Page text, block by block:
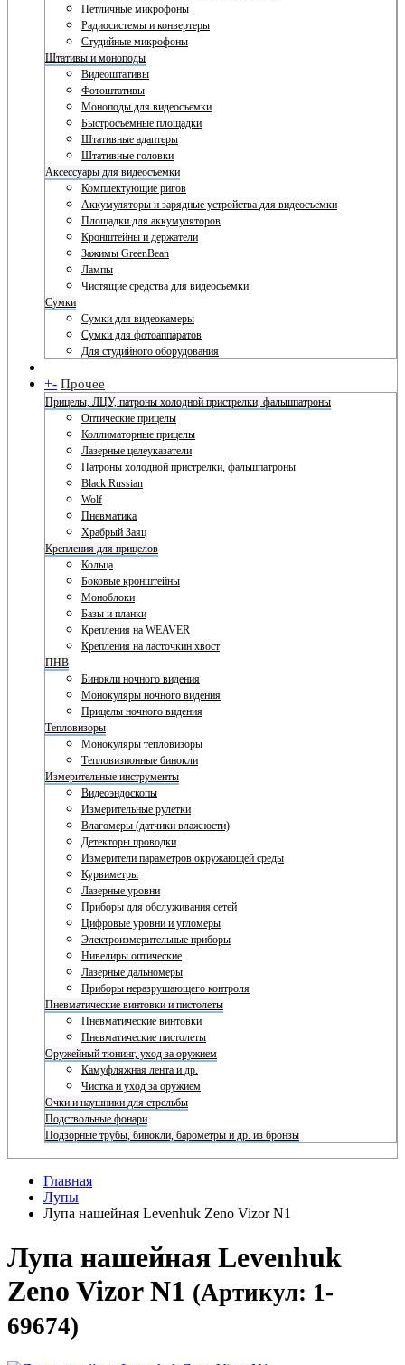
Петличные микрофоны
Радиосистемы и конвертеры
Студийные микрофоны
Штативы и моноподы
Видеоштативы
Фотоштативы
Моноподы для видеосъемки
Быстросъемные площадки
Штативные адаптеры
Штативные головки
Аксессуары для видеосъемки
Комплектующие ригов
Аккумуляторы и зарядные устройства для видеосъемки
Площадки для аккумуляторов
Кронштейны и держатели
Зажимы GreenBean
Лампы
Чистящие средства для видеосъемки
Сумки
Сумки для видеокамеры
Сумки для фотоаппаратов
Для студийного оборудования
+- Прочее
Прицелы, ЛЦУ, патроны холодной пристрелки, фальшпатроны
Оптические прицелы
Коллиматорные прицелы
Лазерные целеуказатели
Патроны холодной пристрелки, фальшпатроны
Black Russian
Wolf
Пневматика
Храбрый Заяц
Крепления для прицелов
Кольца
Боковые кронштейны
Моноблоки
Базы и планки
Крепления на WEAVER
Крепления на ласточкин хвост
ПНВ
Бинокли ночного видения
Монокуляры ночного видения
Прицелы ночного видения
Тепловизоры
Монокуляры тепловизоры
Тепловизионные бинокли
Измерительные инструменты
Видеоэндоскопы
Измерительные рулетки
Влагомеры (датчики влажности)
Детекторы проводки
Измерители параметров окружающей среды
Курвиметры
Лазерные уровни
Приборы для обслуживания сетей
Цифровые уровни и угломеры
Электроизмерительные приборы
Нивелиры оптические
Лазерные дальномеры
Приборы неразрушающего контроля
Пневматические винтовки и пистолеты
Пневматические винтовки
Пневматические пистолеты
Оружейный тюнинг, уход за оружием
Камуфляжная лента и др.
Чистка и уход за оружием
Очки и наушники для стрельбы
Подствольные фонари
Подзорные трубы, бинокли, барометры и др. из бронзы
Главная
Лупы
Лупа нашейная Levenhuk Zeno Vizor N1
Лупа нашейная Levenhuk
Zeno Vizor N1 (Артикул: 1-
69674)